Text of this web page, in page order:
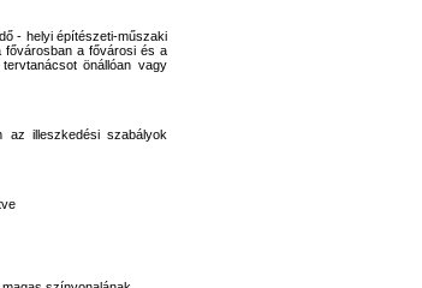
- helyi építészeti-műszaki
fővárosban a fővárosi és a
önállóan vagy
az illeszkedési szabályok